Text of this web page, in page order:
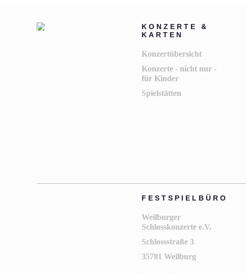
KONZERTE &
KARTEN
Konzertübersicht
Konzerte - nicht nur -
für Kinder
Spielstätten
FESTSPIELBÜRO
Weilburger
Schlosskonzerte e.V.
Schlossstraße 3
35781 Weilburg